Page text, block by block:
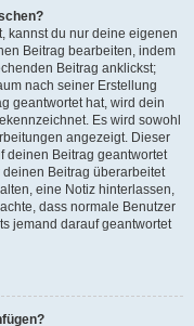
kannst du nur deine eigenen
Beitrag bearbeiten, indem
Beitrag anklickst;
nach seiner Erstellung
geantwortet hat, wird dein
Es wird sowohl
angezeigt. Dieser
deinen Beitrag geantwortet
Beitrag überarbeitet
eine Notiz hinterlassen,
dass normale Benutzer
jemand darauf geantwortet